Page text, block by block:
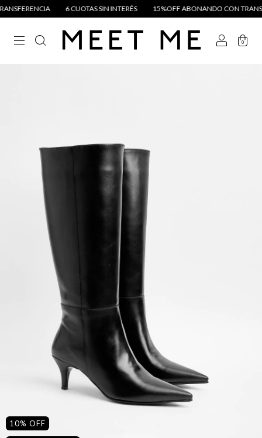
6 CUOTAS SIN INTERÉS 15%OFF ABONANDO CON TRANSFERENCIA
0
10% OFF